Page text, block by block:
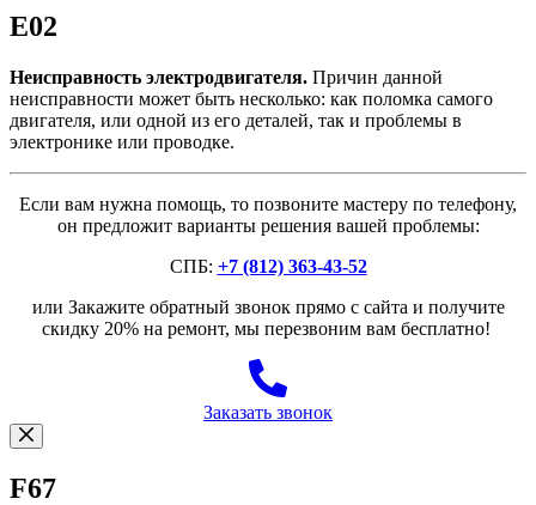
E02
Неисправность электродвигателя. Причин данной
неисправности может быть несколько: как поломка самого
двигателя, или одной из его деталей, так и проблемы в
электронике или проводке.
Если вам нужна помощь, то позвоните мастеру по телефону,
он предложит варианты решения вашей проблемы:
СПБ: +7 (812) 363-43-52
или Закажите обратный звонок прямо с сайта и получите
скидку 20% на ремонт, мы перезвоним вам бесплатно!
Заказать звонок
F67